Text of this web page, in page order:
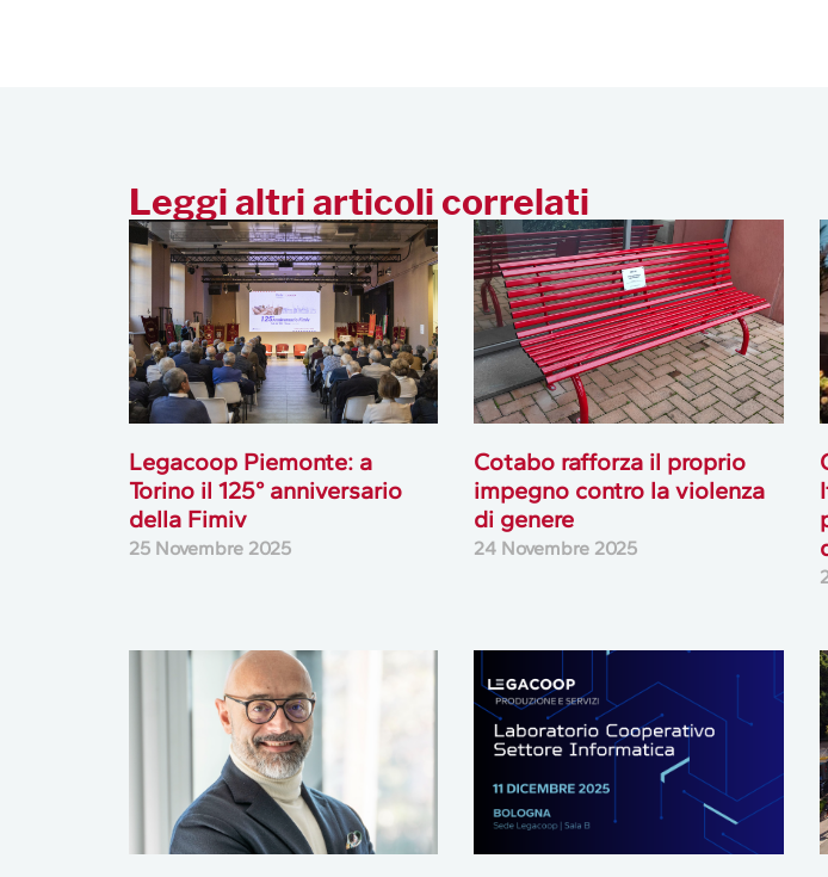
Leggi altri articoli correlati
Legacoop Piemonte: a
Torino il 125° anniversario
della Fimiv
25 Novembre 2025
Cotabo rafforza il proprio
impegno contro la violenza
di genere
24 Novembre 2025